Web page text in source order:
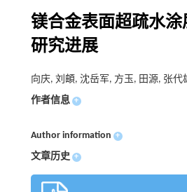
镁合金表面超疏水涂
研究进展
向庆, 刘頔, 沈岳军, 方玉, 田源, 张代
作者信息 +
Author information +
文章历史 +